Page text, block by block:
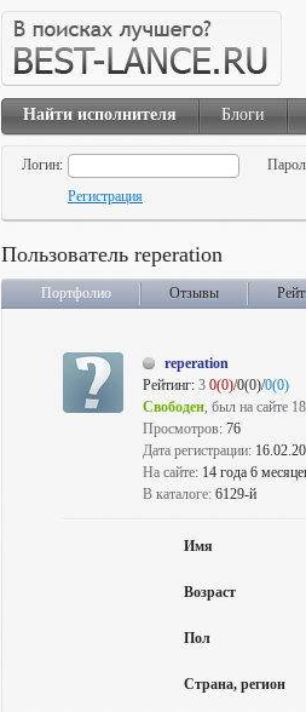
Найти исполнителя Блоги
Логин:
Регистрация
Пользователь reperation
Портфолио Отзывы
reperation
Рейтинг: 3 0(0)/0(0)/0(0)
Свободен, был на сайте
Просмотров: 76
Дата регистрации:
На сайте: 14 года 6
В каталоге: 6129-й
Имя
Возраст
Пол
Страна, регион